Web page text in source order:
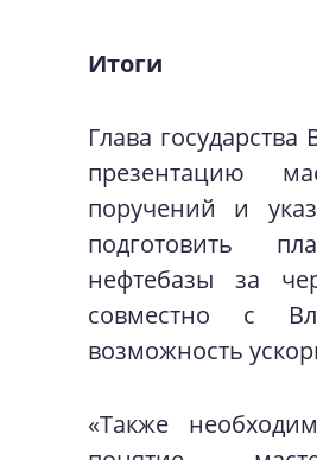
Итоги
Глава
презентацию
поручений и
подготовить
нефтебазы за
совместно с
возможность
«Также